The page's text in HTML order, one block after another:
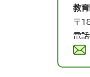
教
〒
電